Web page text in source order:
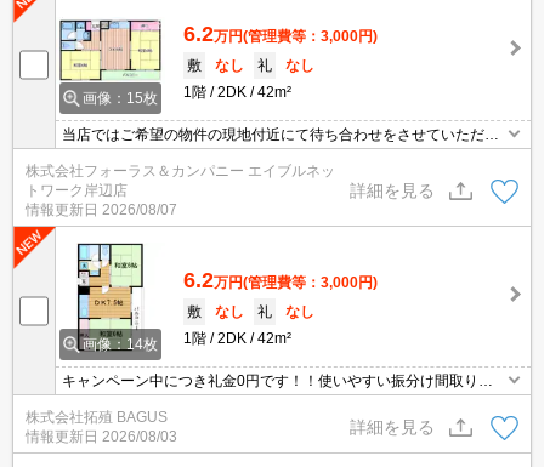
画像：15枚
6.2万円(管理費等：3,000円)
敷
なし 礼
なし
1階
2DK 42m²
当店ではご希望の物件の現地付近にて待ち合わせをさせていただき
です。詳しくは当店 「０１２０－９６７－０９９」にお気軽にお問
合せ下さい♪
株式会社フォーラス＆カンパニー エイブルネッ
トワーク岸辺店
情報更新日 2026/08/07
詳細を見る
画像：14枚
6.2万円(管理費等：3,000円)
敷
なし 礼
なし
1階
2DK 42m²
キャンペーン中につき礼金0円です！！使いやすい振分け間取り。
株式会社拓殖 BAGUS
情報更新日 2026/08/03
詳細を見る